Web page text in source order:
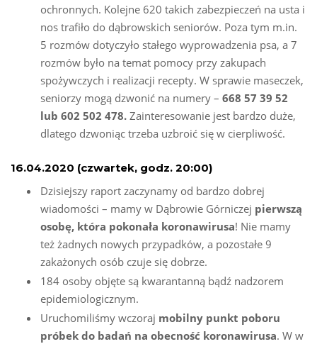
ochronnych. Kolejne 620 takich zabezpieczeń na usta i
nos trafiło do dąbrowskich seniorów. Poza tym m.in.
5 rozmów dotyczyło stałego wyprowadzenia psa, a 7
rozmów było na temat pomocy przy zakupach
spożywczych i realizacji recepty. W sprawie maseczek,
seniorzy mogą dzwonić na numery – 668 57 39 52
lub 602 502 478. Zainteresowanie jest bardzo duże,
dlatego dzwoniąc trzeba uzbroić się w cierpliwość.
16.04.2020 (czwartek, godz. 20:00)
Dzisiejszy raport zaczynamy od bardzo dobrej
wiadomości – mamy w Dąbrowie Górniczej pierwszą
osobę, która pokonała koronawirusa! Nie mamy
też żadnych nowych przypadków, a pozostałe 9
zakażonych osób czuje się dobrze.
184 osoby objęte są kwarantanną bądź nadzorem
epidemiologicznym.
Uruchomiliśmy wczoraj mobilny punkt poboru
próbek do badań na obecność koronawirusa. W w